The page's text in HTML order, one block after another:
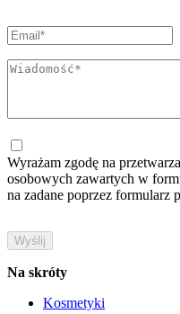
Wyrażam zgodę na
osobowych zawartych w
na zadane poprzez formularz
Na skróty
Kosmetyki